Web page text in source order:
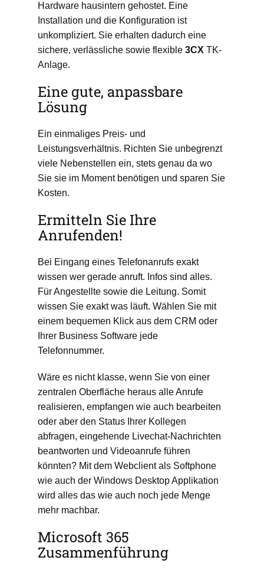
Hardware hausintern gehostet. Eine
Installation und die Konfiguration ist
unkompliziert. Sie erhalten dadurch eine
sichere, verlässliche sowie flexible 3CX TK-
Anlage.
Eine gute, anpassbare
Lösung
Ein einmaliges Preis- und
Leistungsverhältnis. Richten Sie unbegrenzt
viele Nebenstellen ein, stets genau da wo
Sie sie im Moment benötigen und sparen Sie
Kosten.
Ermitteln Sie Ihre
Anrufenden!
Bei Eingang eines Telefonanrufs exakt
wissen wer gerade anruft. Infos sind alles.
Für Angestellte sowie die Leitung. Somit
wissen Sie exakt was läuft. Wählen Sie mit
einem bequemen Klick aus dem CRM oder
Ihrer Business Software jede
Telefonnummer.
Wäre es nicht klasse, wenn Sie von einer
zentralen Oberfläche heraus alle Anrufe
realisieren, empfangen wie auch bearbeiten
oder aber den Status Ihrer Kollegen
abfragen, eingehende Livechat-Nachrichten
beantworten und Videoanrufe führen
könnten? Mit dem Webclient als Softphone
wie auch der Windows Desktop Applikation
wird alles das wie auch noch jede Menge
mehr machbar.
Microsoft 365
Zusammenführung